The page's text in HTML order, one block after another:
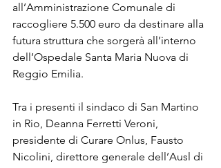
all’Amministrazione Comunale di
raccogliere 5.500 euro da destinare alla
futura struttura che sorgerà all’interno
dell’Ospedale Santa Maria Nuova di
Reggio Emilia.
Tra i presenti il sindaco di San Martino
in Rio, Deanna Ferretti Veroni,
presidente di Curare Onlus, Fausto
Nicolini, direttore generale dell’Ausl di